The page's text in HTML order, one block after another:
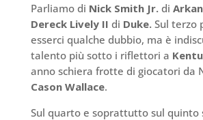
Parliamo di Nick Smith Jr.di
Dereck Lively II di Duke.Sul terzo
esserci qualche dubbio, ma è
talento più sotto i riflettori a
anno schiera frotte di giocatori da
Cason Wallace.
Sul quarto e soprattutto sul quinto